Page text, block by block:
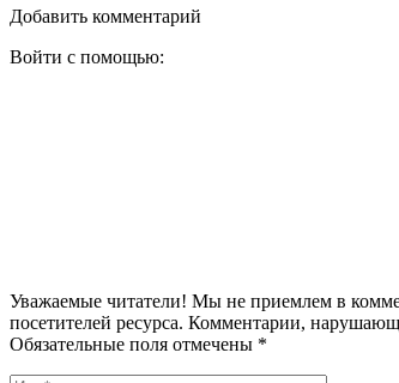
Добавить комментарий
Войти с помощью:
Уважаемые читатели! Мы не приемлем в
посетителей ресурса. Комментарии,
Обязательные поля отмечены *